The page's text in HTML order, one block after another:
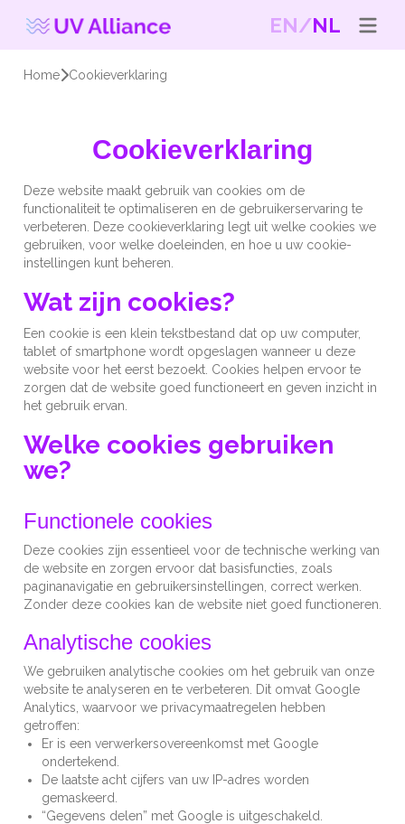
EN NL
Home Cookieverklaring
Cookieverklaring
Deze website maakt gebruik van cookies om de
functionaliteit te optimaliseren en de gebruikerservaring te
verbeteren. Deze cookieverklaring legt uit welke cookies we
gebruiken, voor welke doeleinden, en hoe u uw cookie-
instellingen kunt beheren.
Wat zijn cookies?
Een cookie is een klein tekstbestand dat op uw computer,
tablet of smartphone wordt opgeslagen wanneer u deze
website voor het eerst bezoekt. Cookies helpen ervoor te
zorgen dat de website goed functioneert en geven inzicht in
het gebruik ervan.
Welke cookies gebruiken
we?
Functionele cookies
Deze cookies zijn essentieel voor de technische werking van
de website en zorgen ervoor dat basisfuncties, zoals
paginanavigatie en gebruikersinstellingen, correct werken.
Zonder deze cookies kan de website niet goed functioneren.
Analytische cookies
We gebruiken analytische cookies om het gebruik van onze
website te analyseren en te verbeteren. Dit omvat Google
Analytics, waarvoor we privacymaatregelen hebben
getroffen:
Er is een verwerkersovereenkomst met Google
ondertekend.
De laatste acht cijfers van uw IP-adres worden
gemaskeerd.
“Gegevens delen” met Google is uitgeschakeld.